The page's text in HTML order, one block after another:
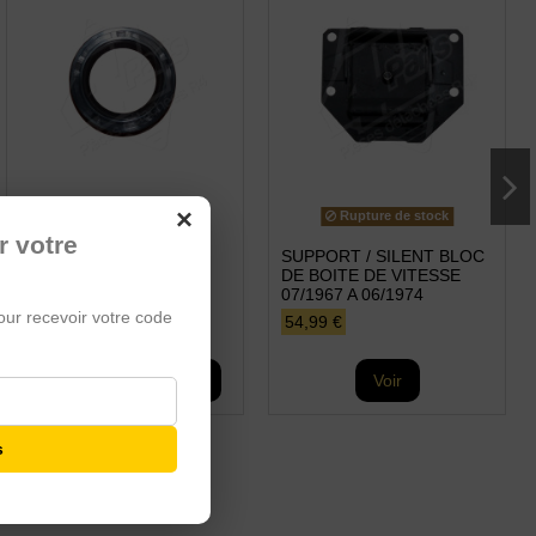
JOINT SPI / BAGUE
4,99 €
Ajouter au panier
Rupture de stock
SUPPORT / SILENT BLOC
DE BOITE DE VITESSE
07/1967 A 06/1974
54,99 €
Voir
×
votre
recevoir votre code